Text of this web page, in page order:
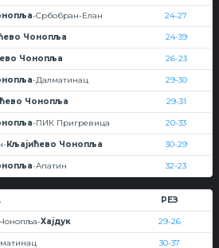
-Србобран-Елан 24-27
Чонопља 24-39
Чонопља 26-23
-Далматинац 29-30
Чонопља 29-31
-ПИК Пригревица 20-33
Кљајићево Чонопља 30-29
-Апатин 32-23
РЕЗ
Хајдук 29-26
30-37